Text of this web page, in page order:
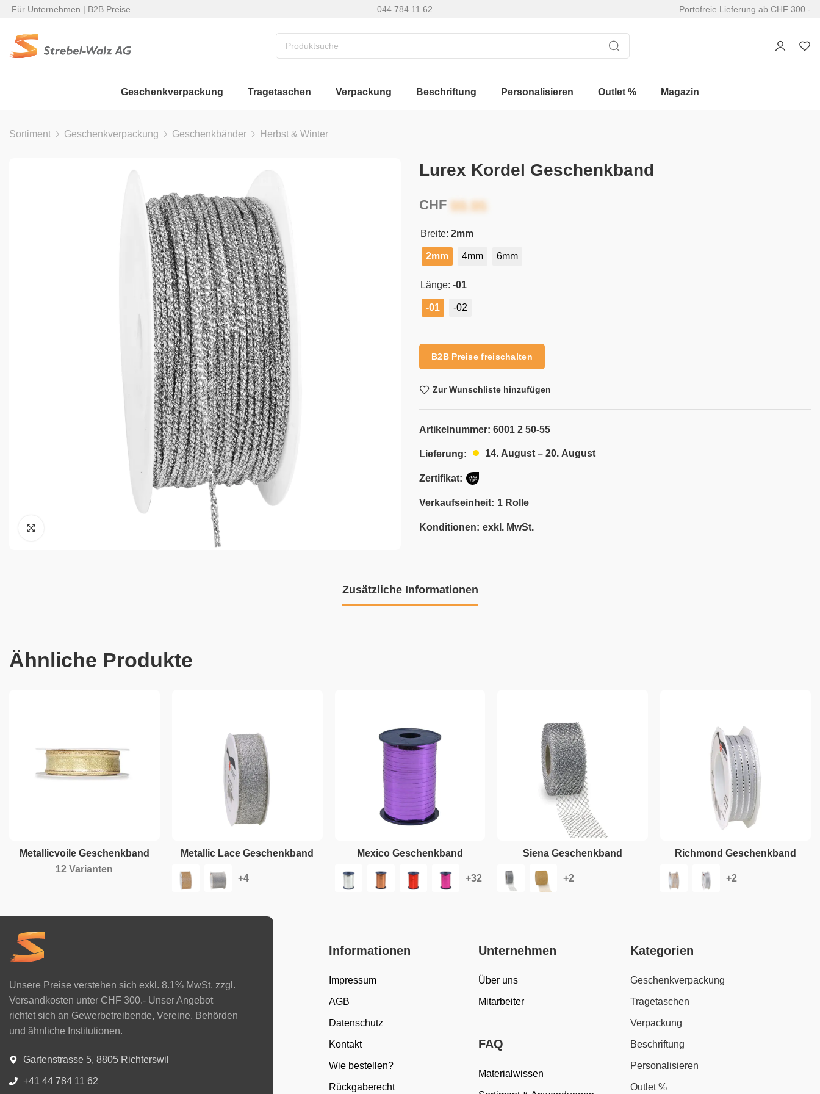
Für Unternehmen | B2B Preise 044 784 11 62 Portofreie Lieferung ab CHF 300.-
Geschenkverpackung Tragetaschen Verpackung Beschriftung Personalisieren Outlet % Magazin
Sortiment Geschenkverpackung Geschenkbänder Herbst & Winter
Lurex Kordel Geschenkband
CHF
Breite: 2mm
2mm 4mm 6mm
Länge: -01
-01 -02
B2B Preise freischalten
Zur Wunschliste hinzufügen
Artikelnummer: 6001 2 50-55
Lieferung: 14. August – 20. August
Zertifikat:
Verkaufseinheit: 1 Rolle
Konditionen: exkl. MwSt.
Zusätzliche Informationen
Ähnliche Produkte
Metallicvoile Geschenkband
12 Varianten
Metallic Lace Geschenkband Mexico Geschenkband Siena Geschenkband Richmond Geschenkband
Unsere Preise verstehen sich exkl. 8.1% MwSt. zzgl.
Versandkosten unter CHF 300.- Unser Angebot
richtet sich an Gewerbetreibende, Vereine, Behörden
und ähnliche Institutionen.
Gartenstrasse 5, 8805 Richterswil
+41 44 784 11 62
Informationen
Impressum
AGB
Datenschutz
Kontakt
Wie bestellen?
Rückgaberecht
Unternehmen
Über uns
Mitarbeiter
FAQ
Materialwissen
Kategorien
Geschenkverpackung
Tragetaschen
Verpackung
Beschriftung
Personalisieren
Outlet %